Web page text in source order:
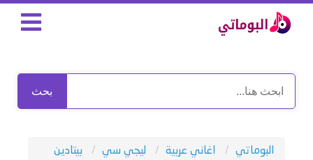
بحث
البوماتي اغاني عربية ليجي سي بيتادين